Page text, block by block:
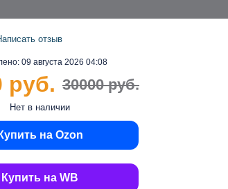
09 августа 2026 04:08
Нет в наличии
отзыв
30000 руб.
руб.
Купить на Ozon
Купить на WB